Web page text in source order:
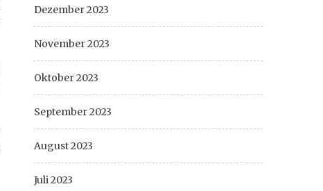
Dezember 2023
November 2023
Oktober 2023
September 2023
August 2023
Juli 2023